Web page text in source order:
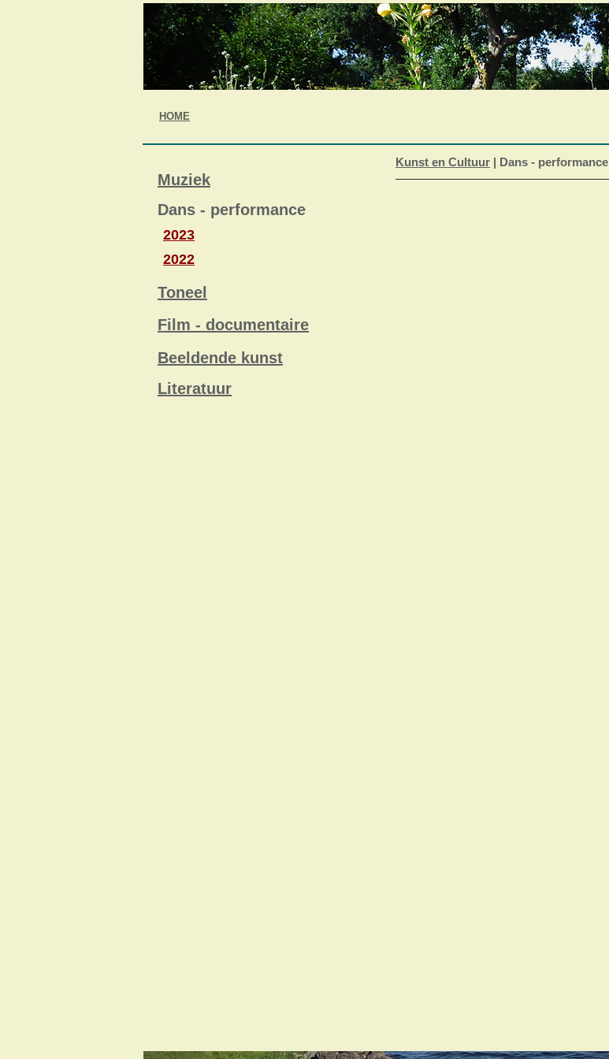
Muziek
Dans - performance
2023
2022
Toneel
Film - documentaire
Beeldende kunst
Literatuur
Kunst en Cultuur | Dans - performance
HOME